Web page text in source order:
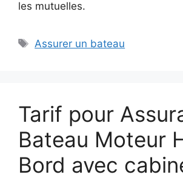
les mutuelles.
Étiquettes
Assurer un bateau
Tarif pour
Bateau Moteur
Bord avec